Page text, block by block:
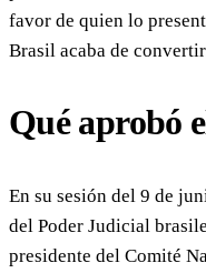
favor de quien lo
Brasil acaba de
Qué aprobó
En su sesión del 9 de
del Poder Judicial
presidente del Comité